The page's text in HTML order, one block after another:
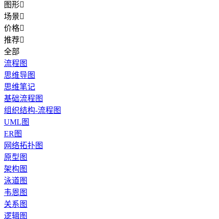
图形
场景
价格
推荐
全部
流程图
思维导图
思维笔记
基础流程图
组织结构-流程图
UML图
ER图
网络拓扑图
原型图
架构图
泳道图
韦恩图
关系图
逻辑图